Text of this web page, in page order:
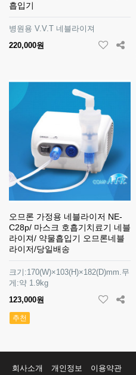
흡입기
병원용 V.V.T 네블라이져
220,000원
오므론 가정용 네블라이저 NE-
C28p/ 마스크 호흡기치료기 네블
라이져/ 약물흡입기 오므론네블
라이저/당일배송
크기:170(W)×103(H)×182(D)mm.무
게:약 1.9kg
123,000원
추천
회사소개 개인정보 이용약관